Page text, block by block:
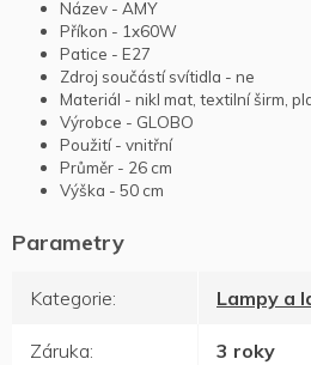
Název - AMY
Příkon - 1x60W
Patice - E27
Zdroj součástí svítidla - ne
Materiál - nikl mat, textilní širm,
Výrobce - GLOBO
Použití - vnitřní
Průměr - 26 cm
Výška - 50 cm
Kategorie: Lampy a
Záruka: 3 roky